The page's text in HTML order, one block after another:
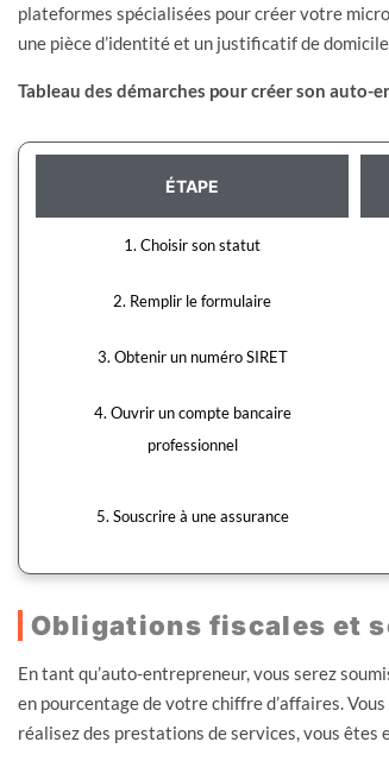
plateformes spécialisées pour créer votre
une pièce d’identité et un justificatif de
Tableau des démarches pour créer son auto-
ÉTAPE
1. Choisir son statut
2. Remplir le formulaire
3. Obtenir un numéro SIRET
4. Ouvrir un compte bancaire
professionnel
5. Souscrire à une assurance
Obligations fiscales et
En tant qu’auto-entrepreneur, vous serez
en pourcentage de votre chiffre d’affaires.
réalisez des prestations de services, vous êtes